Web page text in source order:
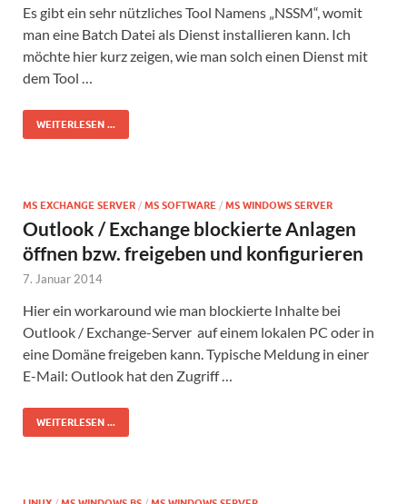
Es gibt ein sehr nützliches Tool Namens „NSSM“, womit
man eine Batch Datei als Dienst installieren kann. Ich
möchte hier kurz zeigen, wie man solch einen Dienst mit
dem Tool …
WEITERLESEN ...
MS EXCHANGE SERVER / MS SOFTWARE / MS WINDOWS SERVER
Outlook / Exchange blockierte Anlagen
öffnen bzw. freigeben und konfigurieren
7. Januar 2014
Hier ein workaround wie man blockierte Inhalte bei
Outlook / Exchange-Server auf einem lokalen PC oder in
eine Domäne freigeben kann. Typische Meldung in einer
E-Mail: Outlook hat den Zugriff …
WEITERLESEN ...